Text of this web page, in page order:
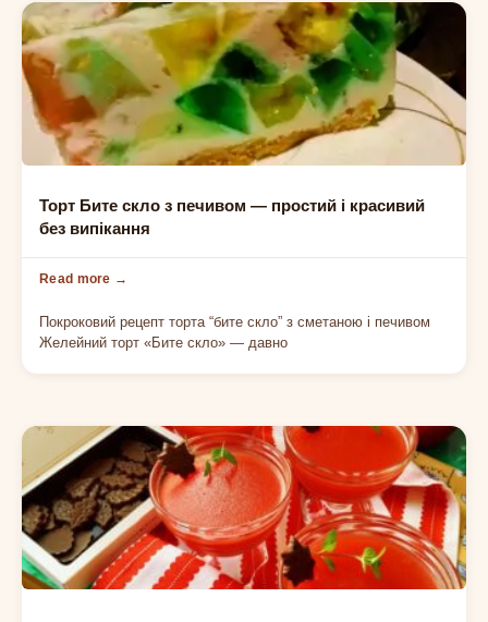
ДЕСЕРТИ БЕЗ ВИПІКАННЯ
Торт Бите скло з печивом — простий і красивий
без випікання
Покроковий рецепт торта “бите скло” з сметаною і печивом
Желейний торт «Бите скло» — давно